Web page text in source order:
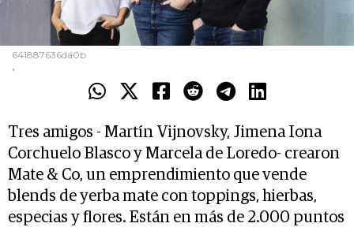
641887636da0b
.
Tres amigos - Martín Vijnovsky, Jimena Iona
Corchuelo Blasco y Marcela de Loredo- crearon
Mate & Co, un emprendimiento que vende
blends de yerba mate con toppings, hierbas,
especias y flores. Están en más de 2.000 puntos